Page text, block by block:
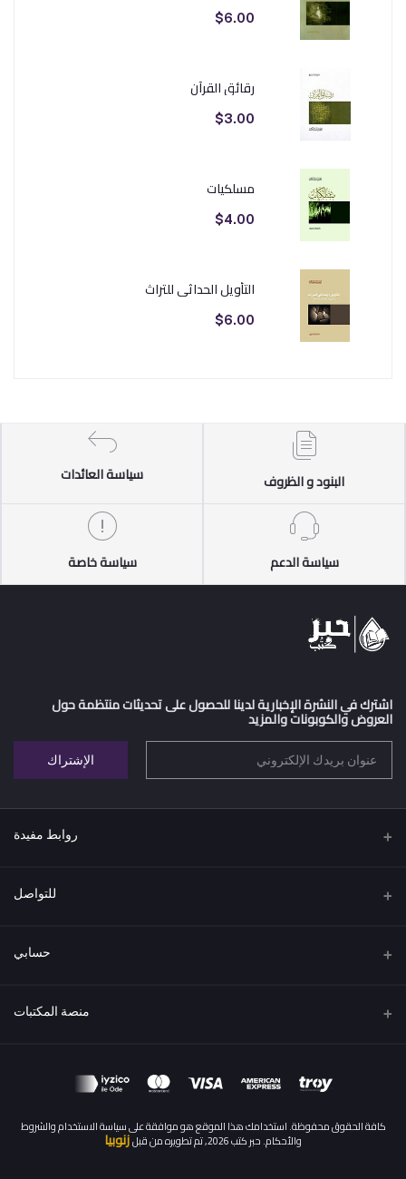
$6.00
رقائق القرآن
$3.00
مسلكيات
$4.00
التأويل الحداثي للتراث
$6.00
البنود و الظروف سياسة العائدات
سياسة الدعم سياسة خاصة
اشترك في النشرة الإخبارية لدينا للحصول على تحديثات منتظمة حول
العروض والكوبونات والمزيد
الإشتراك
روابط مفيدة
اتفاقية البيع عن بعد
الشروط والاحكام
المقالات
للتواصل
عنوان
هاتف
info@hebrkutub.com
حسابي
تسجيل الدخول
منصة المكتبات
تسجيل الدخول إلى لوحة تحكم كمكتبة
كافة الحقوق محفوظة. استخدامك هذا الموقع هو موافقة على سياسة الاستخدام والشروط
والأحكام. حبر كتب 2026, تم تطويره من قبل
زنوبيا